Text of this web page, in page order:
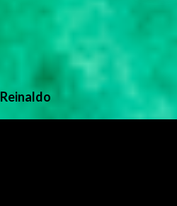
Reinaldo